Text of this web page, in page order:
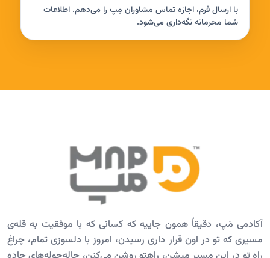
با ارسال فرم، اجازه تماس مشاوران مِپ را می‌دهم. اطلاعات
شما محرمانه نگه‌داری می‌شود.
آکادمی مَپ، دقیقاً همون جاییه که کسانی که با موفقیت به قله‌ی
مسیری که تو در اون قرار داری رسیدن، امروز با دلسوزی تمام، چراغ